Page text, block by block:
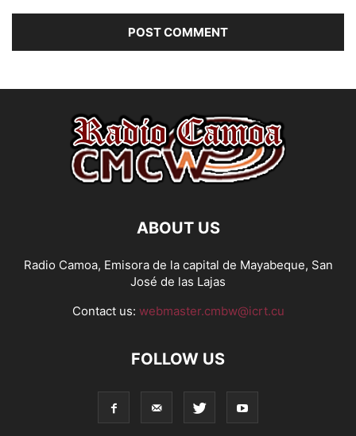
ABOUT US
Radio Camoa, Emisora de la capital de Mayabeque, San
José de las Lajas
Contact us: webmaster.cmbw@icrt.cu
FOLLOW US